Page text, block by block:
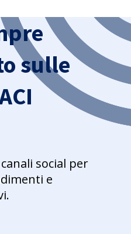
sulle
social per
e